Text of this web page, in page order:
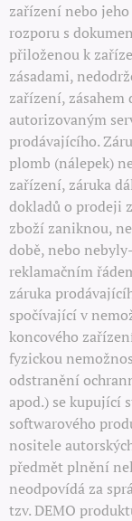
zařízení nebo
rozporu s
přiloženou k
zásadami,
zařízení,
autorizovaným
prodávajícího.
plomb (nálepek)
zařízení, záruka
dokladů o prodeji
zboží zaniknou,
době, nebo
reklamačním
záruka
spočívající v
koncového
fyzickou
odstranění
apod.) se kupující
softwarového
nositele
předmět plnění
neodpovídá za
tzv. DEMO